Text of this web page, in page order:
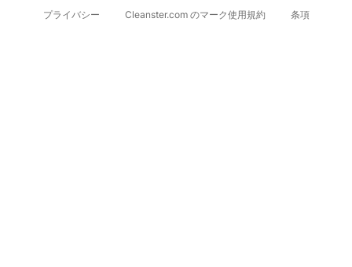
プライバシー Cleanster.com のマーク使用規約 条項